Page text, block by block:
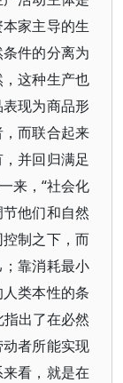
家主导的生
件的分离为
这种生产也
现为商品形
而联合起来
并回归满足
来，“社会化
他们和自然
制之下，而
靠消耗最小
类本性的条
出了在必然
者所能实现
看，就是在